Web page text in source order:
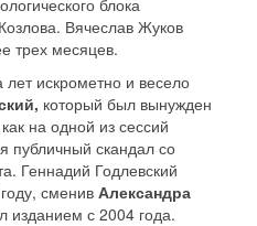
блока
Вячеслав Жуков
трех месяцев.
искрометно и весело
который был вынужден
на одной из сессий
публичный скандал со
Геннадий Годлевский
сменив Александра
изданием с 2004 года.